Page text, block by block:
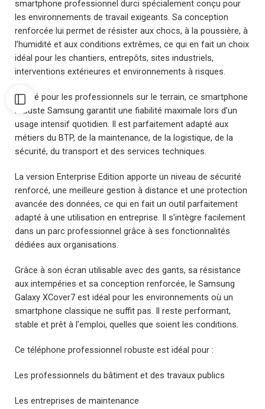
smartphone professionnel durci spécialement conçu pour
les environnements de travail exigeants. Sa conception
renforcée lui permet de résister aux chocs, à la poussière, à
l’humidité et aux conditions extrêmes, ce qui en fait un choix
idéal pour les chantiers, entrepôts, sites industriels,
interventions extérieures et environnements à risques.
Pensé pour les professionnels sur le terrain, ce smartphone
robuste Samsung garantit une fiabilité maximale lors d’un
usage intensif quotidien. Il est parfaitement adapté aux
métiers du BTP, de la maintenance, de la logistique, de la
sécurité, du transport et des services techniques.
La version Enterprise Edition apporte un niveau de sécurité
renforcé, une meilleure gestion à distance et une protection
avancée des données, ce qui en fait un outil parfaitement
adapté à une utilisation en entreprise. Il s’intègre facilement
dans un parc professionnel grâce à ses fonctionnalités
dédiées aux organisations.
Grâce à son écran utilisable avec des gants, sa résistance
aux intempéries et sa conception renforcée, le Samsung
Galaxy XCover7 est idéal pour les environnements où un
smartphone classique ne suffit pas. Il reste performant,
stable et prêt à l’emploi, quelles que soient les conditions.
Ce téléphone professionnel robuste est idéal pour :
Les professionnels du bâtiment et des travaux publics
Les entreprises de maintenance